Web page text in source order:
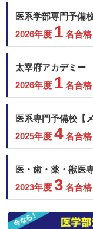
医系学部専門予備
2026年度 1 名合格
太宰府アカデミー
2026年度 1 名合格
医系専門予備校【
2025年度 4名合格
医・歯・薬・獣医
2023年度 3 名合格